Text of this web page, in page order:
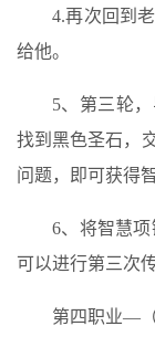
4.再次回到
给他。
5、第三轮
找到黑色圣石，
问题，即可获得
6、将智慧
可以进行第三次传
第四职业—（